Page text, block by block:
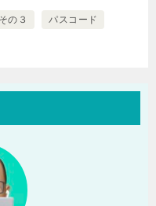
その３ パスコード